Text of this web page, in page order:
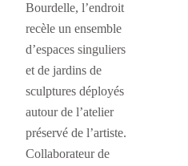
Bourdelle, l’endroit
recèle un ensemble
d’espaces singuliers
et de jardins de
sculptures déployés
autour de l’atelier
préservé de l’artiste.
Collaborateur de